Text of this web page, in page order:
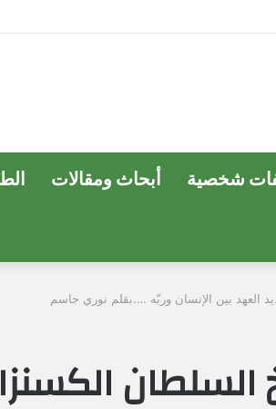
شخصية أبحاث ومقالات
العهد بين الإنسان وربّه ….بقلم نوري جاسم